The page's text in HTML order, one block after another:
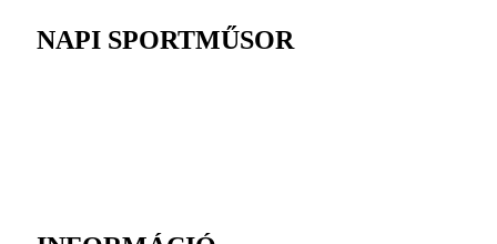
NAPI SPORTMŰSOR